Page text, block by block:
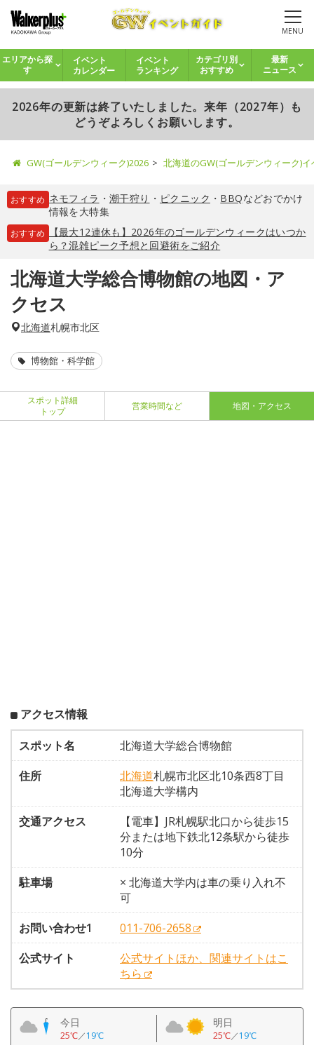
MENU
エリアから探
す
イベント
カレンダー
イベント
ランキング
カテゴリ別
おすすめ
最新
ニュース
2026年の更新は終了いたしました。来年（2027年）も
どうぞよろしくお願いします。
GW(ゴールデンウィーク)2026 北海道のGW(ゴールデンウィーク)
おすすめ ネモフィラ ・ 潮干狩り ・ ピクニック ・ BBQなどおでかけ
情報を大特集
おすすめ
【最大12連休も】2026年のゴールデンウィークはいつか
ら？混雑ピーク予想と回避術をご紹介
北海道大学総合博物館の地図・ア
クセス
北海道札幌市北区
博物館・科学館
スポット詳細
トップ
営業時間など 地図・アクセス
アクセス情報
スポット名
北海道大学総合博物館
住所
北海道札幌市北区北10条西8丁目
北海道大学構内
交通アクセス
【電車】JR札幌駅北口から徒歩15
分または地下鉄北12条駅から徒歩
10分
駐車場
× 北海道大学内は車の乗り入れ不
可
お問い合わせ1
011-706-2658
公式サイト
公式サイトほか、関連サイトはこ
ちら
今日
25℃／19℃
明日
25℃／19℃